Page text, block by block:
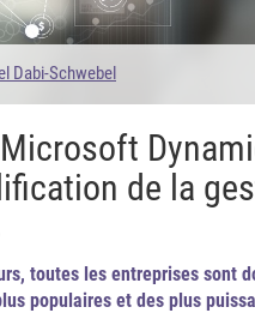
Dabi-Schwebel
de la
toutes les entreprises sont
populaires et des plus